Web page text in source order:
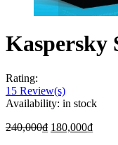
Kaspersky
Rating:
15 Review(s)
Availability: in stock
240,000₫ 180,000₫